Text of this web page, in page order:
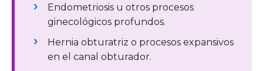
Endometriosis u otros procesos
ginecológicos profundos.
Hernia obturatriz o procesos expansivos
en el canal obturador.